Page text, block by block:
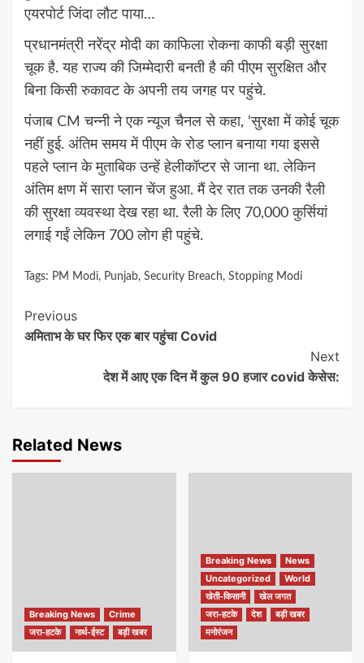
एयरपोर्ट जिंदा लौट पाया…
प्रधानमंत्री नरेंद्र मोदी का काफिला रोकना काफी बड़ी सुरक्षा
चूक है. यह राज्य की जिम्मेदारी बनती है की पीएम सुरक्षित और
बिना किसी रुकावट के अपनी तय जगह पर पहुंचे.
पंजाब CM चन्नी ने एक न्यूज चैनल से कहा, ‘सुरक्षा में कोई चूक
नहीं हुई. अंतिम समय में पीएम के रोड प्लान बनाया गया इससे
पहले प्लान के मुताबिक उन्हें हेलीकॉप्टर से जाना था. लेकिन
अंतिम क्षण में सारा प्लान चेंज हुआ. मैं देर रात तक उनकी रैली
की सुरक्षा व्यवस्था देख रहा था. रैली के लिए 70,000 कुर्सियां ​​
लगाई गईं लेकिन 700 लोग ही पहुंचे.
Tags: PM Modi, Punjab, Security Breach, Stopping Modi
Continue
Reading
Previous
अमिताभ के घर फिर एक बार पहुंचा Covid
Next
देश में आए एक दिन में कुल 90 हजार covid केसेस:
Related News
Breaking News
Crime
जरा-हटके
नार्थ-ईस्ट बड़ी खबर
Breaking News
News
Uncategorized
World
खेती-किसानी
खेल जगत
जरा-हटके
देश
बड़ी खबर
मनोरंजन